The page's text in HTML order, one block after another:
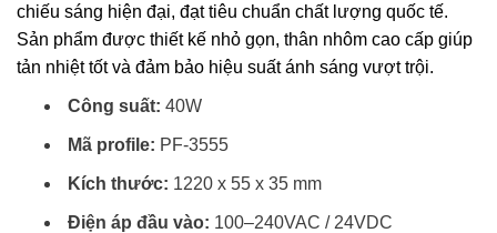
chiếu sáng hiện đại, đạt tiêu chuẩn chất lượng quốc tế.
Sản phẩm được thiết kế nhỏ gọn, thân nhôm cao cấp giúp
tản nhiệt tốt và đảm bảo hiệu suất ánh sáng vượt trội.
Công suất: 40W
Mã profile: PF-3555
Kích thước: 1220 x 55 x 35 mm
Điện áp đầu vào: 100–240VAC / 24VDC